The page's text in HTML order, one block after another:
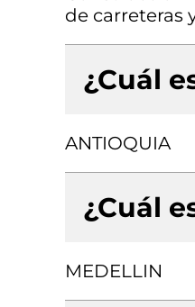
de carreteras
¿Cuál
ANTIOQUIA
¿Cuál
MEDELLIN